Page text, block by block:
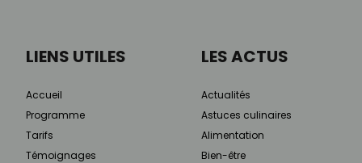
LIENS UTILES
Accueil
Programme
Tarifs
Témoignages
LES ACTUS
Actualités
Astuces culinaires
Alimentation
Bien-être